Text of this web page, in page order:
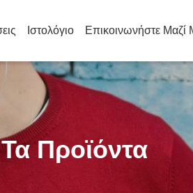
Ιστολόγιο Επικοινωνήστε Μαζί
Προϊόντα